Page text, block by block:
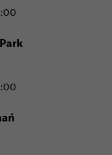
- Morski Park
- Solvay Park